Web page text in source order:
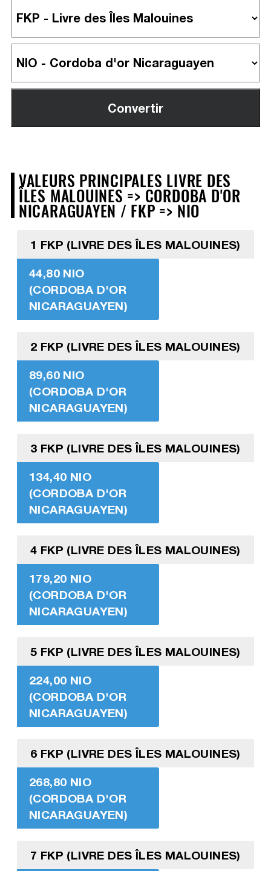
VALEURS PRINCIPALES LIVRE DES
ÎLES MALOUINES => CORDOBA D'OR
NICARAGUAYEN / FKP => NIO
1 FKP (LIVRE DES ÎLES MALOUINES)
44,80 NIO
(CORDOBA D'OR
NICARAGUAYEN)
2 FKP (LIVRE DES ÎLES MALOUINES)
89,60 NIO
(CORDOBA D'OR
NICARAGUAYEN)
3 FKP (LIVRE DES ÎLES MALOUINES)
134,40 NIO
(CORDOBA D'OR
NICARAGUAYEN)
4 FKP (LIVRE DES ÎLES MALOUINES)
179,20 NIO
(CORDOBA D'OR
NICARAGUAYEN)
5 FKP (LIVRE DES ÎLES MALOUINES)
224,00 NIO
(CORDOBA D'OR
NICARAGUAYEN)
6 FKP (LIVRE DES ÎLES MALOUINES)
268,80 NIO
(CORDOBA D'OR
NICARAGUAYEN)
7 FKP (LIVRE DES ÎLES MALOUINES)